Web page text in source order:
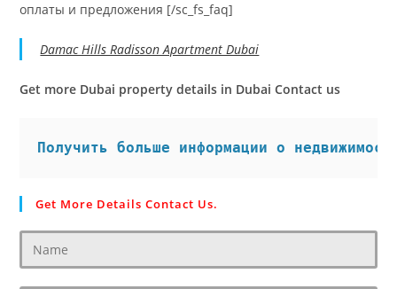
оплаты и предложения [/sc_fs_faq]
Damac Hills Radisson Apartment Dubai
Get more Dubai property details in Dubai Contact us
Получить больше информации о
Get More Details Contact Us.